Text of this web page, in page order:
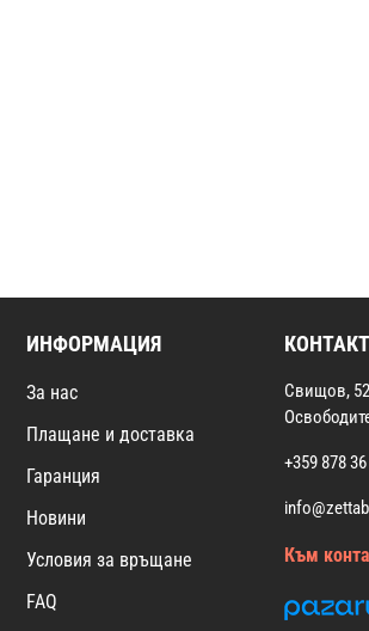
ИНФОРМАЦИЯ
За нас
Плащане и доставка
Гаранция
Новини
Условия за връщане
FAQ
Свищов,
+359 878
Към